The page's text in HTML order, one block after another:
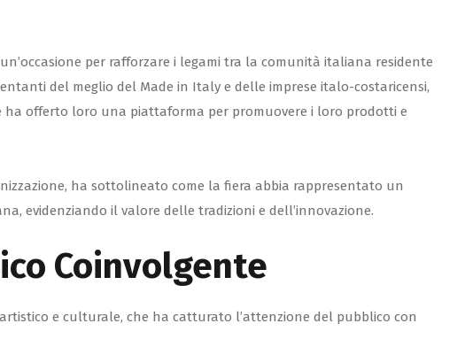
per rafforzare i legami tra la comunità italiana residente
del meglio del Made in Italy e delle imprese italo-costaricensi,
ha offerto loro una piattaforma per promuovere i loro prodotti e
ha sottolineato come la fiera abbia rappresentato un
evidenziando il valore delle tradizioni e dell’innovazione.
Coinvolgente
e culturale, che ha catturato l’attenzione del pubblico con